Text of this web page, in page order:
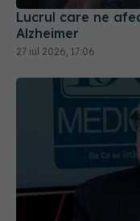
Lucrul care ne
Alzheimer
27 iul 2026, 17:06